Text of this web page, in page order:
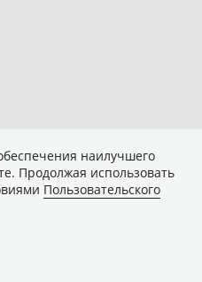
наилучшего
Продолжая использовать
Пользовательского